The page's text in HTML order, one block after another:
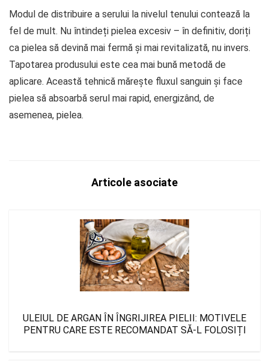
Modul de distribuire a serului la nivelul tenului contează la
fel de mult. Nu întindeți pielea excesiv – în definitiv, doriți
ca pielea să devină mai fermă și mai revitalizată, nu invers.
Tapotarea produsului este cea mai bună metodă de
aplicare. Această tehnică mărește fluxul sanguin și face
pielea să absoarbă serul mai rapid, energizând, de
asemenea, pielea.
Articole asociate
ULEIUL DE ARGAN ÎN ÎNGRIJIREA PIELII: MOTIVELE
PENTRU CARE ESTE RECOMANDAT SĂ-L FOLOSIȚI